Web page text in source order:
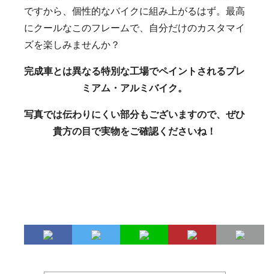
ですから、個性的なバイクに組み上がるはず。最高
にクールなこのフレームで、自分だけのカスタマイ
ズを楽しみませんか？
完成車とは異なる特別な工場でペイントされるプレ
ミアム・アルミバイク。
写真では伝わりにくい部分もございますので、ぜひ
貴方の目で実物をご確認くださいね！